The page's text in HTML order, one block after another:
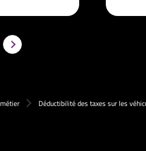
Déductibilité des taxes sur les